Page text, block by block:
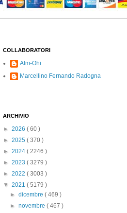
COLLABORATORI
Alm-Ohi
Marcellino Fernando Radogna
ARCHIVIO
► 2026 ( 60 )
► 2025 ( 370 )
► 2024 ( 2246 )
► 2023 ( 3279 )
► 2022 ( 3003 )
▼ 2021 ( 5179 )
►dicembre( 469 )
►novembre( 467 )